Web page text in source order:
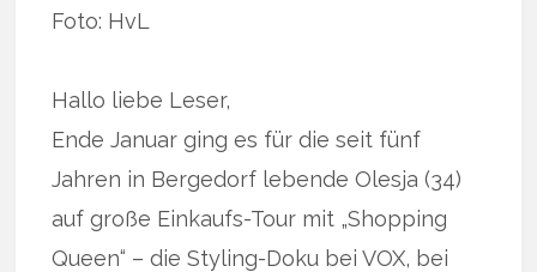
Foto: HvL
Hallo liebe Leser,
Ende Januar ging es für die seit fünf
Jahren in Bergedorf lebende Olesja (34)
auf große Einkaufs-Tour mit „Shopping
Queen“ – die Styling-Doku bei VOX, bei